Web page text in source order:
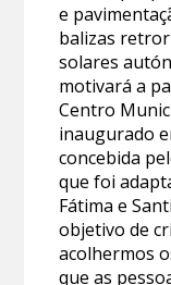
e
balizas
solares
motivará a
Centro
inaugurado
concebida
que foi
Fátima e
objetivo de
acolhermos
que as